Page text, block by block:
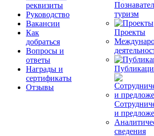
реквизиты
Руководство
Вакансии
Как
добраться
Вопросы и
ответы
Награды и
сертификаты
Отзывы
туризм
Проекты
и
сведения